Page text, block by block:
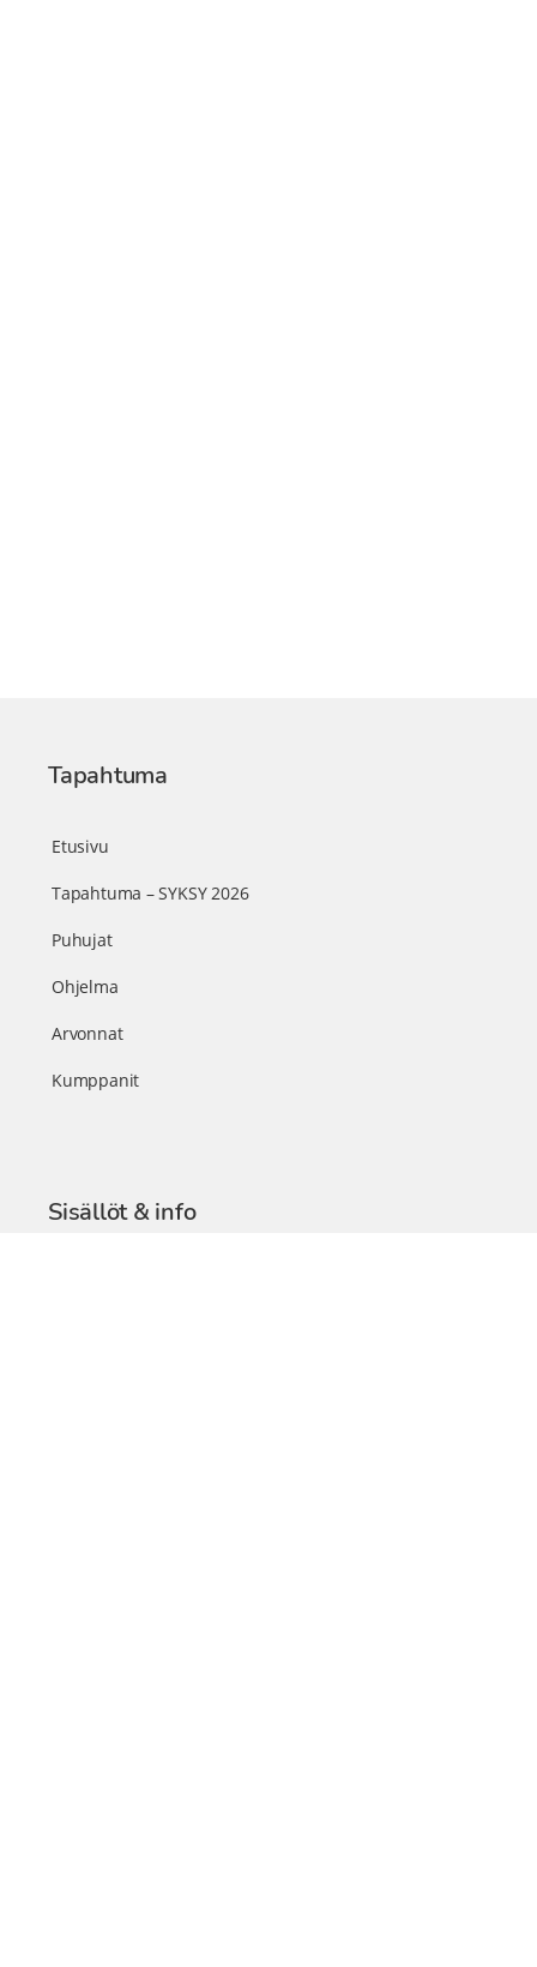
Tapahtuma
Etusivu
Tapahtuma – SYKSY 2026
Puhujat
Ohjelma
Arvonnat
Kumppanit
Sisällöt & info